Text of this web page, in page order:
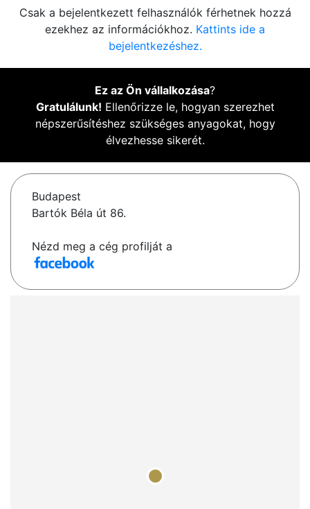
Csak a bejelentkezett felhasználók férhetnek hozzá
ezekhez az információkhoz. Kattints ide a
bejelentkezéshez.
Ez az Ön vállalkozása?
Gratulálunk! Ellenőrizze le, hogyan szerezhet
népszerűsítéshez szükséges anyagokat, hogy
élvezhesse sikerét.
Budapest
Bartók Béla út 86.
Nézd meg a cég profilját a